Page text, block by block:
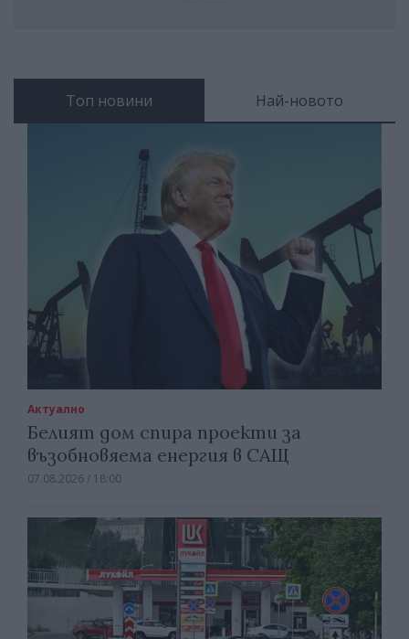
Топ новини Най-новото
Актуално
Белият дом спира проекти за
възобновяема енергия в САЩ
07.08.2026 / 18:00